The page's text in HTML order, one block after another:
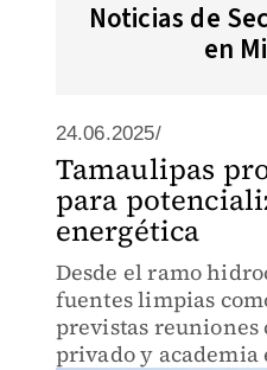
Noticias de
en
24.06.2025/
Tamaulipas
para
energética
Desde el ramo
fuentes limpias
previstas reuniones
privado y academia